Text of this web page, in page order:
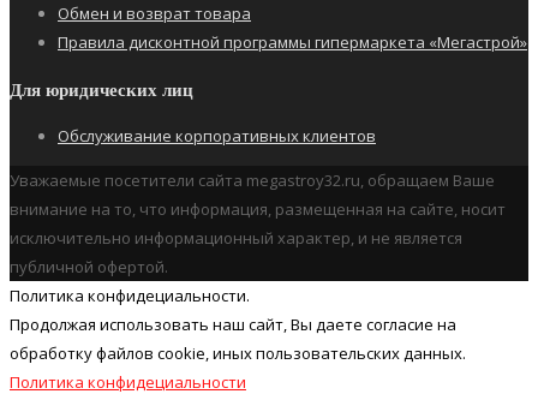
Обмен и возврат товара
Правила дисконтной программы гипермаркета «Мегастрой»
Для юридических лиц
Обслуживание корпоративных клиентов
Уважаемые посетители сайта megastroy32.ru, обращаем Ваше
внимание на то, что информация, размещенная на сайте, носит
исключительно информационный характер, и не является
публичной офертой.
Политика конфидециальности.
Продолжая использовать наш cайт, Вы даете согласие на
обработку файлов cookie, иных пользовательских данных.
Политика конфидециальности